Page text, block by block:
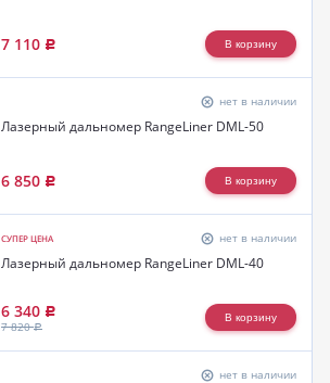
7 110 Р
нет в наличии
Лазерный дальномер RangeLiner DML-50
6 850 Р
СУПЕР ЦЕНА нет в наличии
Лазерный дальномер RangeLiner DML-40
6 340 Р
7 820Р
нет в наличии